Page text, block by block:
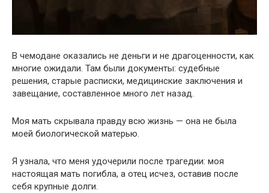
В чемодане оказались не деньги и не драгоценности, как
многие ожидали. Там были документы: судебные
решения, старые расписки, медицинские заключения и
завещание, составленное много лет назад.
Моя мать скрывала правду всю жизнь — она не была
моей биологической матерью.
Я узнала, что меня удочерили после трагедии: моя
настоящая мать погибла, а отец исчез, оставив после
себя крупные долги.